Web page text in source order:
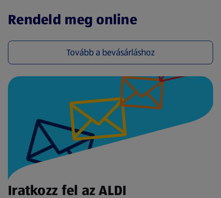
Rendeld meg online
Tovább a bevásárláshoz
(új oldalon nyílik meg)
Iratkozz fel az ALDI